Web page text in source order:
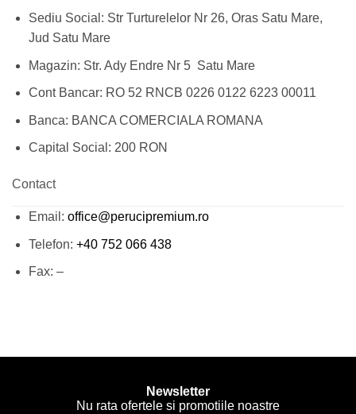
Sediu Social: Str Turturelelor Nr 26, Oras Satu Mare,
Jud Satu Mare
Magazin: Str. Ady Endre Nr 5 Satu Mare
Cont Bancar: RO 52 RNCB 0226 0122 6223 00011
Banca: BANCA COMERCIALA ROMANA
Capital Social: 200 RON
Contact
Email: office@perucipremium.ro
Telefon: +40 752 066 438
Fax: –
Newsletter
Nu rata ofertele si promotiile noastre